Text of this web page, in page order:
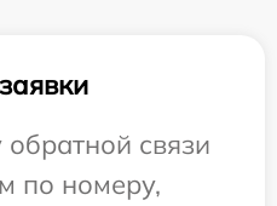
связи
по номеру,